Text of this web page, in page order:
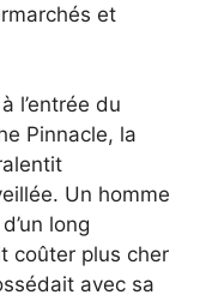
et
l’entrée du
Pinnacle, la
Un homme
long
coûter plus cher
avec sa